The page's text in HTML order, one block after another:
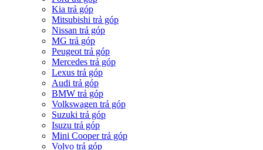
Kia trả góp
Mitsubishi trả góp
Nissan trả góp
MG trả góp
Peugeot trả góp
Mercedes trả góp
Lexus trả góp
Audi trả góp
BMW trả góp
Volkswagen trả góp
Suzuki trả góp
Isuzu trả góp
Mini Cooper trả góp
Volvo trả góp